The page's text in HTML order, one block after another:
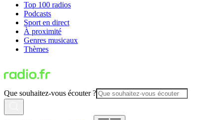
Top 100 radios
Podcasts
Sport en direct
À proximité
Genres musicaux
Thèmes
Que souhaitez-vous écouter ?